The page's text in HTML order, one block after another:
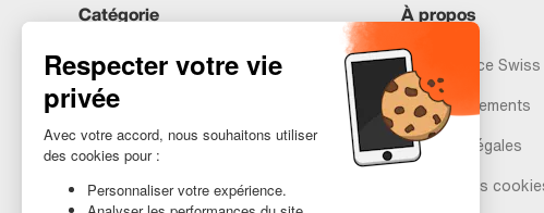
Catégorie
iPhones
Samsung
Huawei
Besoin d’aide ?
À propos
Recommerce Swiss
Nos engagements
Mentions légales
Gestion des